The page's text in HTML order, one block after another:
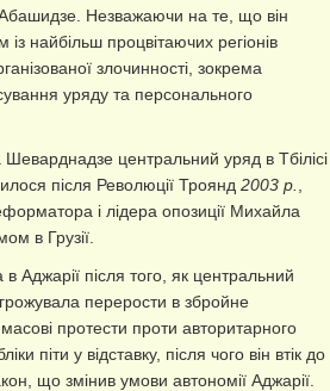
Незважаючи на те, що він
найбільш процвітаючих регіонів
злочинності, зокрема
уряду та персонального
центральний уряд в Тбілісі
після Революції Троянд 2003 р.
і лідера опозиції Михайла
в Грузії.
в Аджарії після того, як центральний
перерости в збройне
протести проти авторитарного
піти у відставку, після чого він втік до
що змінив умови автономії Аджарії.